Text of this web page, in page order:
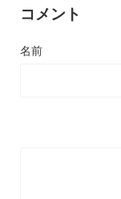
コメント
名前